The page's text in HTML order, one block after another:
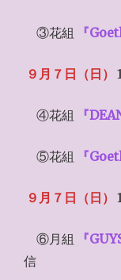
③花組 『
９月７日（日）
④花組 『
⑤花組 『
９月７日（日）
⑥月組 『
信